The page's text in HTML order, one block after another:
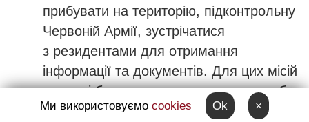
прибувати на територію, підконтрольну
Червоній Армії, зустрічатися
з резидентами для отримання
інформації та документів. Для цих місій
повинні були використовуватися особи,
які походять з цих територій,
Ми використовуємо cookies Ok ×